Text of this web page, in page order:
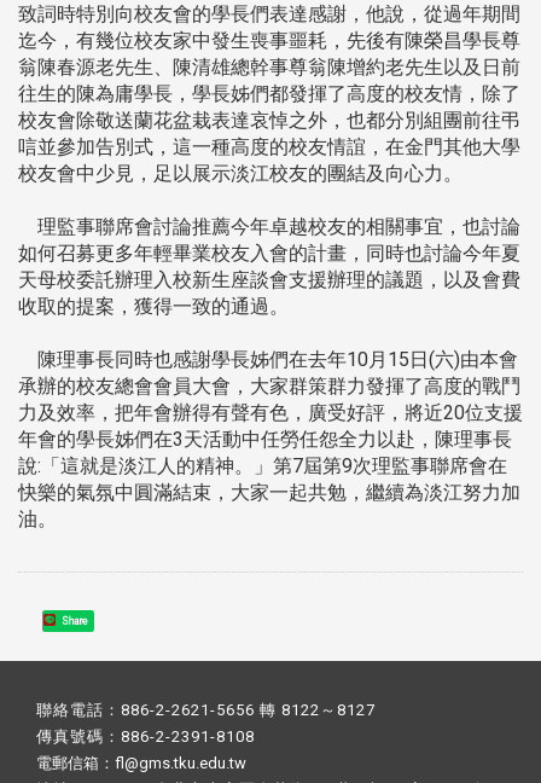
致詞時特別向校友會的學長們表達感謝，他說，從過年期間
迄今，有幾位校友家中發生喪事噩耗，先後有陳榮昌學長尊
翁陳春源老先生、陳清雄總幹事尊翁陳增約老先生以及日前
往生的陳為庸學長，學長姊們都發揮了高度的校友情，除了
校友會除敬送蘭花盆栽表達哀悼之外，也都分別組團前往弔
唁並參加告別式，這一種高度的校友情誼，在金門其他大學
校友會中少見，足以展示淡江校友的團結及向心力。
理監事聯席會討論推薦今年卓越校友的相關事宜，也討論
如何召募更多年輕畢業校友入會的計畫，同時也討論今年夏
天母校委託辦理入校新生座談會支援辦理的議題，以及會費
收取的提案，獲得一致的通過。
陳理事長同時也感謝學長姊們在去年10月15日(六)由本會
承辦的校友總會會員大會，大家群策群力發揮了高度的戰鬥
力及效率，把年會辦得有聲有色，廣受好評，將近20位支援
年會的學長姊們在3天活動中任勞任怨全力以赴，陳理事長
說:「這就是淡江人的精神。」第7屆第9次理監事聯席會在
快樂的氣氛中圓滿結束，大家一起共勉，繼續為淡江努力加
油。
Share
聯絡電話：886-2-2621-5656 轉 8122～8127
傳真號碼：886-2-2391-8108
電郵信箱：fl@gms.tku.edu.tw